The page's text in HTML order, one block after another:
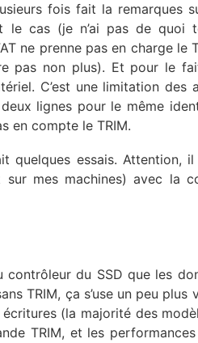
fois fait la remarques
le cas (je n’ai pas de quoi
ne prenne pas en charge le
pas non plus). Et pour le
C’est une limitation des
lignes pour le même
en compte le TRIM.
quelques essais. Attention,
mes machines) avec la
du SSD que les
TRIM, ça s’use un peu plus
(la majorité des
TRIM, et les performances